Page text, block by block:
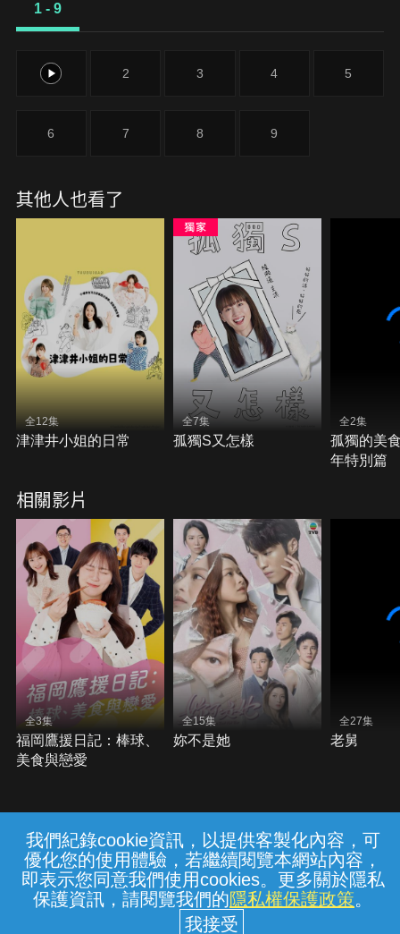
我們紀錄cookie資訊，以提供客製化內容，可
優化您的使用體驗，若繼續閱覽本網站內容，
即表示您同意我們使用cookies。更多關於隱私
保護資訊，請閱覽我們的隱私權保護政策。
1 - 9
1 2 3 4 5
6 7 8 9
其他人也看了
全12集
津津井小姐的日常
全7集
孤獨S又怎樣
全2集
孤獨的美
年特別篇
相關影片
全3集
福岡鷹援日記：棒球、
美食與戀愛
全15集
妳不是她
全27集
老舅
常見問題 線上客服 服務條款 隱私權保護
中華電信股份有限公司個人家庭分公司
(統一編號：96979949) © 2026
{{notifyMsg}}